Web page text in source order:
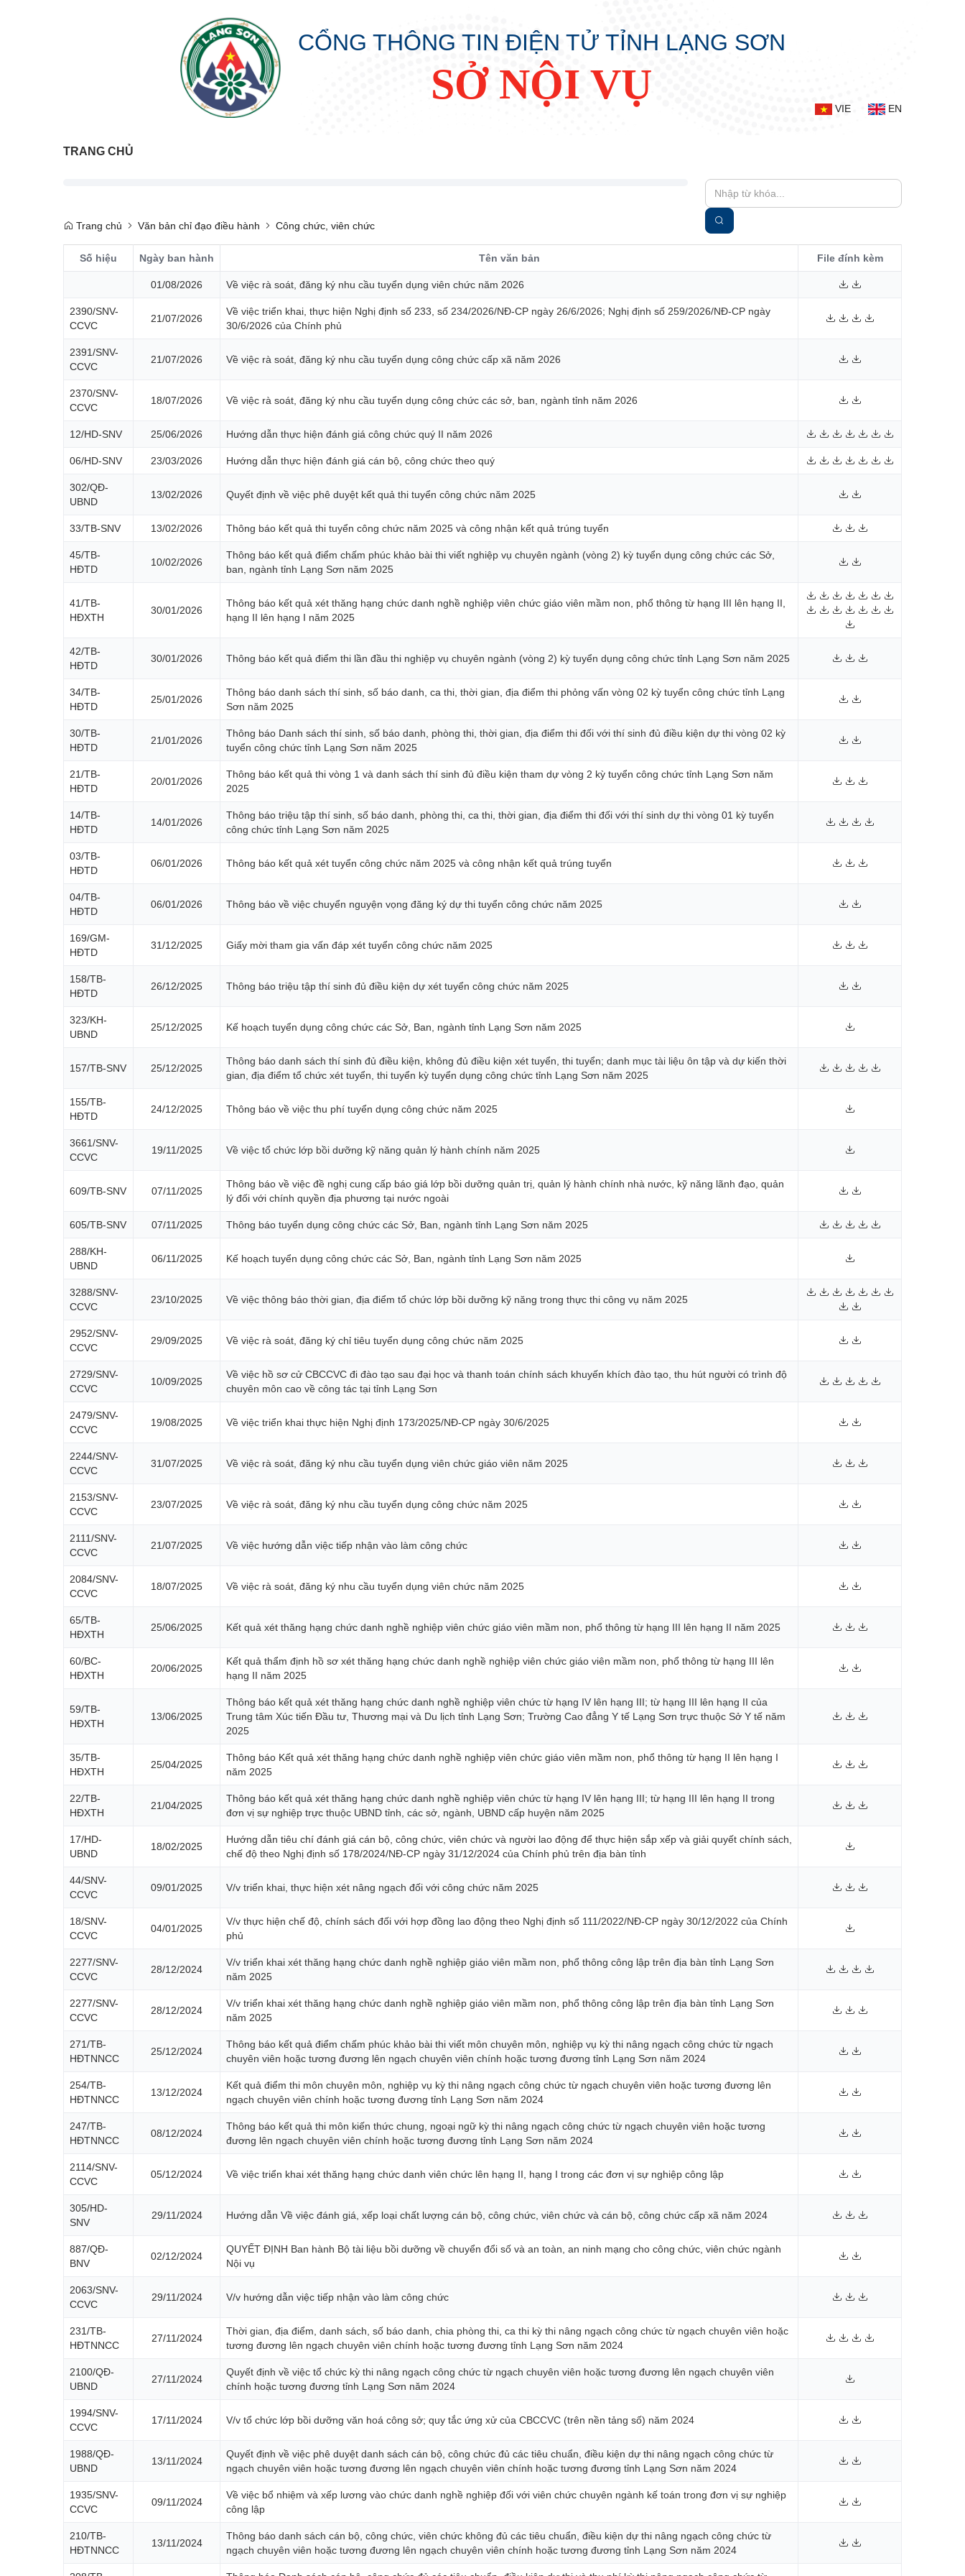
CỔNG THÔNG TIN ĐIỆN TỬ TỈNH LẠNG SƠN
SỞ NỘI VỤ
VIE EN
TRANG CHỦ
Trang chủ Văn bản chỉ đạo điều hành Công chức, viên chức
Số hiệu Ngày ban hành Tên văn bản File đính kèm
01/08/2026 Về việc rà soát, đăng ký nhu cầu tuyển dụng viên chức năm 2026
2390/SNV-
CCVC
21/07/2026
Về việc triển khai, thực hiện Nghị định số 233, số 234/2026/NĐ-CP ngày 26/6/2026; Nghị định số 259/2026/NĐ-CP ngày
30/6/2026 của Chính phủ
2391/SNV-
CCVC
21/07/2026 Về việc rà soát, đăng ký nhu cầu tuyển dụng công chức cấp xã năm 2026
2370/SNV-
CCVC
18/07/2026 Về việc rà soát, đăng ký nhu cầu tuyển dụng công chức các sở, ban, ngành tỉnh năm 2026
12/HD-SNV 25/06/2026 Hướng dẫn thực hiện đánh giá công chức quý II năm 2026
06/HD-SNV 23/03/2026 Hướng dẫn thực hiện đánh giá cán bộ, công chức theo quý
302/QĐ-
UBND
13/02/2026 Quyết định về việc phê duyệt kết quả thi tuyển công chức năm 2025
33/TB-SNV 13/02/2026 Thông báo kết quả thi tuyển công chức năm 2025 và công nhận kết quả trúng tuyển
45/TB-
HĐTD
10/02/2026
Thông báo kết quả điểm chấm phúc khảo bài thi viết nghiệp vụ chuyên ngành (vòng 2) kỳ tuyển dụng công chức các Sở,
ban, ngành tỉnh Lạng Sơn năm 2025
41/TB-
HĐXTH
30/01/2026
Thông báo kết quả xét thăng hạng chức danh nghề nghiệp viên chức giáo viên mầm non, phổ thông từ hạng III lên hạng II,
hạng II lên hạng I năm 2025
42/TB-
HĐTD
30/01/2026 Thông báo kết quả điểm thi lần đầu thi nghiệp vụ chuyên ngành (vòng 2) kỳ tuyển dụng công chức tỉnh Lạng Sơn năm 2025
34/TB-
HĐTD
25/01/2026
Thông báo danh sách thí sinh, số báo danh, ca thi, thời gian, địa điểm thi phỏng vấn vòng 02 kỳ tuyển công chức tỉnh Lạng
Sơn năm 2025
30/TB-
HĐTD
21/01/2026
Thông báo Danh sách thí sinh, số báo danh, phòng thi, thời gian, địa điểm thi đối với thí sinh đủ điều kiện dự thi vòng 02 kỳ
tuyển công chức tỉnh Lạng Sơn năm 2025
21/TB-
HĐTD
20/01/2026
Thông báo kết quả thi vòng 1 và danh sách thí sinh đủ điều kiện tham dự vòng 2 kỳ tuyển công chức tỉnh Lạng Sơn năm
2025
14/TB-
HĐTD
14/01/2026
Thông báo triệu tập thí sinh, số báo danh, phòng thi, ca thi, thời gian, địa điểm thi đối với thí sinh dự thi vòng 01 kỳ tuyển
công chức tỉnh Lạng Sơn năm 2025
03/TB-
HĐTD
06/01/2026 Thông báo kết quả xét tuyển công chức năm 2025 và công nhận kết quả trúng tuyển
04/TB-
HĐTD
06/01/2026 Thông báo về việc chuyển nguyện vọng đăng ký dự thi tuyển công chức năm 2025
169/GM-
HĐTD
31/12/2025 Giấy mời tham gia vấn đáp xét tuyển công chức năm 2025
158/TB-
HĐTD
26/12/2025 Thông báo triệu tập thí sinh đủ điều kiện dự xét tuyển công chức năm 2025
323/KH-
UBND
25/12/2025 Kế hoạch tuyển dụng công chức các Sở, Ban, ngành tỉnh Lạng Sơn năm 2025
157/TB-SNV 25/12/2025
Thông báo danh sách thí sinh đủ điều kiện, không đủ điều kiện xét tuyển, thi tuyển; danh mục tài liệu ôn tập và dự kiến thời
gian, địa điểm tổ chức xét tuyển, thi tuyển kỳ tuyển dụng công chức tỉnh Lạng Sơn năm 2025
155/TB-
HĐTD
24/12/2025 Thông báo về việc thu phí tuyển dụng công chức năm 2025
3661/SNV-
CCVC
19/11/2025 Về việc tổ chức lớp bồi dưỡng kỹ năng quản lý hành chính năm 2025
609/TB-SNV 07/11/2025
Thông báo về việc đề nghị cung cấp báo giá lớp bồi dưỡng quản trị, quản lý hành chính nhà nước, kỹ năng lãnh đạo, quản
lý đối với chính quyền địa phương tại nước ngoài
605/TB-SNV 07/11/2025 Thông báo tuyển dụng công chức các Sở, Ban, ngành tỉnh Lạng Sơn năm 2025
288/KH-
UBND
06/11/2025 Kế hoạch tuyển dụng công chức các Sở, Ban, ngành tỉnh Lạng Sơn năm 2025
3288/SNV-
CCVC
23/10/2025 Về việc thông báo thời gian, địa điểm tổ chức lớp bồi dưỡng kỹ năng trong thực thi công vụ năm 2025
2952/SNV-
CCVC
29/09/2025 Về việc rà soát, đăng ký chỉ tiêu tuyển dụng công chức năm 2025
2729/SNV-
CCVC
10/09/2025
Về việc hồ sơ cử CBCCVC đi đào tạo sau đại học và thanh toán chính sách khuyến khích đào tạo, thu hút người có trình độ
chuyên môn cao về công tác tại tỉnh Lạng Sơn
2479/SNV-
CCVC
19/08/2025 Về việc triển khai thực hiện Nghị định 173/2025/NĐ-CP ngày 30/6/2025
2244/SNV-
CCVC
31/07/2025 Về việc rà soát, đăng ký nhu cầu tuyển dụng viên chức giáo viên năm 2025
2153/SNV-
CCVC
23/07/2025 Về việc rà soát, đăng ký nhu cầu tuyển dụng công chức năm 2025
2111/SNV-
CCVC
21/07/2025 Về việc hướng dẫn việc tiếp nhận vào làm công chức
2084/SNV-
CCVC
18/07/2025 Về việc rà soát, đăng ký nhu cầu tuyển dụng viên chức năm 2025
65/TB-
HĐXTH
25/06/2025 Kết quả xét thăng hạng chức danh nghề nghiệp viên chức giáo viên mầm non, phổ thông từ hạng III lên hạng II năm 2025
60/BC-
HĐXTH
20/06/2025
Kết quả thẩm định hồ sơ xét thăng hạng chức danh nghề nghiệp viên chức giáo viên mầm non, phổ thông từ hạng III lên
hạng II năm 2025
59/TB-
HĐXTH
13/06/2025
Thông báo kết quả xét thăng hạng chức danh nghề nghiệp viên chức từ hạng IV lên hạng III; từ hạng III lên hạng II của
Trung tâm Xúc tiến Đầu tư, Thương mại và Du lịch tỉnh Lạng Sơn; Trường Cao đẳng Y tế Lạng Sơn trực thuộc Sở Y tế năm
2025
35/TB-
HĐXTH
25/04/2025
Thông báo Kết quả xét thăng hạng chức danh nghề nghiệp viên chức giáo viên mầm non, phổ thông từ hạng II lên hạng I
năm 2025
22/TB-
HĐXTH
21/04/2025
Thông báo kết quả xét thăng hạng chức danh nghề nghiệp viên chức từ hạng IV lên hạng III; từ hạng III lên hạng II trong
đơn vị sự nghiệp trực thuộc UBND tỉnh, các sở, ngành, UBND cấp huyện năm 2025
17/HD-
UBND
18/02/2025
Hướng dẫn tiêu chí đánh giá cán bộ, công chức, viên chức và người lao động để thực hiện sắp xếp và giải quyết chính sách,
chế độ theo Nghị định số 178/2024/NĐ-CP ngày 31/12/2024 của Chính phủ trên địa bàn tỉnh
44/SNV-
CCVC
09/01/2025 V/v triển khai, thực hiện xét nâng ngạch đối với công chức năm 2025
18/SNV-
CCVC
04/01/2025
V/v thực hiện chế độ, chính sách đối với hợp đồng lao động theo Nghị định số 111/2022/NĐ-CP ngày 30/12/2022 của Chính
phủ
2277/SNV-
CCVC
28/12/2024
V/v triển khai xét thăng hạng chức danh nghề nghiệp giáo viên mầm non, phổ thông công lập trên địa bàn tỉnh Lạng Sơn
năm 2025
2277/SNV-
CCVC
28/12/2024
V/v triển khai xét thăng hạng chức danh nghề nghiệp giáo viên mầm non, phổ thông công lập trên địa bàn tỉnh Lạng Sơn
năm 2025
271/TB-
HĐTNNCC
25/12/2024
Thông báo kết quả điểm chấm phúc khảo bài thi viết môn chuyên môn, nghiệp vụ kỳ thi nâng ngạch công chức từ ngạch
chuyên viên hoặc tương đương lên ngạch chuyên viên chính hoặc tương đương tỉnh Lạng Sơn năm 2024
254/TB-
HĐTNNCC
13/12/2024
Kết quả điểm thi môn chuyên môn, nghiệp vụ kỳ thi nâng ngạch công chức từ ngạch chuyên viên hoặc tương đương lên
ngạch chuyên viên chính hoặc tương đương tỉnh Lạng Sơn năm 2024
247/TB-
HĐTNNCC
08/12/2024
Thông báo kết quả thi môn kiến thức chung, ngoại ngữ kỳ thi nâng ngạch công chức từ ngạch chuyên viên hoặc tương
đương lên ngạch chuyên viên chính hoặc tương đương tỉnh Lạng Sơn năm 2024
2114/SNV-
CCVC
05/12/2024 Về việc triển khai xét thăng hạng chức danh viên chức lên hạng II, hạng I trong các đơn vị sự nghiệp công lập
305/HD-
SNV
29/11/2024 Hướng dẫn Về việc đánh giá, xếp loại chất lượng cán bộ, công chức, viên chức và cán bộ, công chức cấp xã năm 2024
887/QĐ-
BNV
02/12/2024
QUYẾT ĐỊNH Ban hành Bộ tài liệu bồi dưỡng về chuyển đổi số và an toàn, an ninh mạng cho công chức, viên chức ngành
Nội vụ
2063/SNV-
CCVC
29/11/2024 V/v hướng dẫn việc tiếp nhận vào làm công chức
231/TB-
HĐTNNCC
27/11/2024
Thời gian, địa điểm, danh sách, số báo danh, chia phòng thi, ca thi kỳ thi nâng ngạch công chức từ ngạch chuyên viên hoặc
tương đương lên ngạch chuyên viên chính hoặc tương đương tỉnh Lạng Sơn năm 2024
2100/QĐ-
UBND
27/11/2024
Quyết định về việc tổ chức kỳ thi nâng ngạch công chức từ ngạch chuyên viên hoặc tương đương lên ngạch chuyên viên
chính hoặc tương đương tỉnh Lạng Sơn năm 2024
1994/SNV-
CCVC
17/11/2024 V/v tổ chức lớp bồi dưỡng văn hoá công sở; quy tắc ứng xử của CBCCVC (trên nền tảng số) năm 2024
1988/QĐ-
UBND
13/11/2024
Quyết định về việc phê duyệt danh sách cán bộ, công chức đủ các tiêu chuẩn, điều kiện dự thi nâng ngạch công chức từ
ngạch chuyên viên hoặc tương đương lên ngạch chuyên viên chính hoặc tương đương tỉnh Lạng Sơn năm 2024
1935/SNV-
CCVC
09/11/2024
Về việc bổ nhiệm và xếp lương vào chức danh nghề nghiệp đối với viên chức chuyên ngành kế toán trong đơn vị sự nghiệp
công lập
210/TB-
HĐTNNCC
13/11/2024
Thông báo danh sách cán bộ, công chức, viên chức không đủ các tiêu chuẩn, điều kiện dự thi nâng ngạch công chức từ
ngạch chuyên viên hoặc tương đương lên ngạch chuyên viên chính hoặc tương đương tỉnh Lạng Sơn năm 2024